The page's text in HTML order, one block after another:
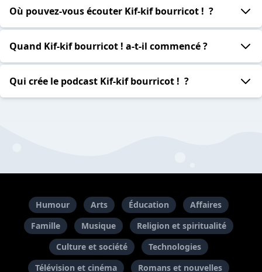
Où pouvez-vous écouter Kif-kif bourricot ! ?
Quand Kif-kif bourricot ! a-t-il commencé ?
Qui crée le podcast Kif-kif bourricot ! ?
Humour Arts Éducation
Affaires
Famille
Musique
Religion et spiritualité
Culture et société
Technologies
Télévision et cinéma
Romans et nouvelles